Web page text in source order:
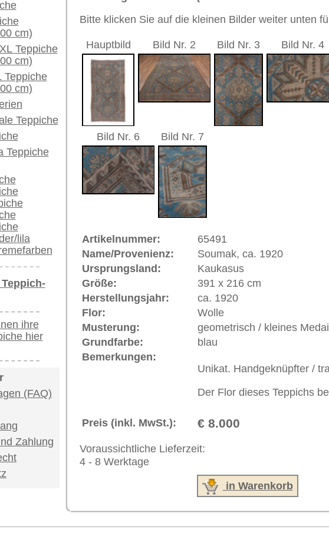
Ursprungsland:
391 x 216 cm
Herstellungsjahr: ca. 1920
Flor:
Musterung:
geometrisch / kleines Medaillon
Grundfarbe: blau
Bemerkungen:
Unikat. Handgeknüpfter / traditionell orientalischer Teppich
Der Flor dieses Teppichs besteht aus Wolle
Preis (inkl. MwSt.): € 8.000
Voraussichtliche Lieferzeit:
4 - 8 Werktage
in Warenkorb
Teppiche.tv - große moderne Teppiche | neue und antike Orientteppiche -
Deutschland / Österreich: +49 (0)40 450 4102
United Kingdom: +44 (0)20 7183 4544
USA / Canada: +1 646-688-1335
Impressum|Kontakt Geschäftsbedingungen